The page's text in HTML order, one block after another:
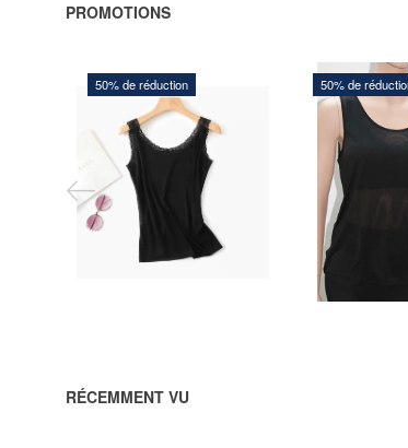
PROMOTIONS
50% de réduction
120,00 DKK
240,00 DKK
Vous sauvegardez:120,00
DKK
Voir toutes les
50% de
245,00 DKK
490,00 DKK
Vous
DKK
Voir
RÉCEMMENT VU